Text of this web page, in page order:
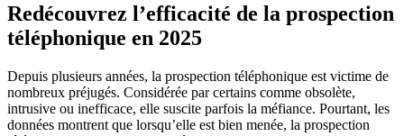
Redécouvrez l’efficacité de la prospection
téléphonique en 2025
Depuis plusieurs années, la prospection téléphonique est victime de
nombreux préjugés. Considérée par certains comme obsolète,
intrusive ou inefficace, elle suscite parfois la méfiance. Pourtant, les
données montrent que lorsqu’elle est bien menée, la prospection